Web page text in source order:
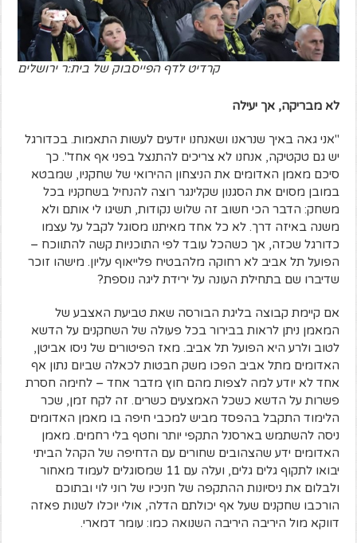
קרדיט לדף הפייסבוק של בית:ר ירושלים
לא מבריקה, אך יעילה
"אני גאה באיך שנראנו ושאנחנו יודעים לעשות התאמות. בכדורגל
יש גם טקטיקה, אנחנו לא צריכים להתנצל בפני אף אחד". כך
סיכם מאמן האדומים את הניצחון ההירואי של שחקניו, שמבטא
במובן מסוים את הסגנון שקלינגר רוצה להנחיל בשחקניו בכל
משחק: הדבר הכי חשוב זה שלוש נקודות, תשיגו לי אותם ולא
משנה באיזה דרך. לא כל אחד מאיתנו מסוגל לקבל על עצמו
כדורגל שכזה, אך כשהכל עובד לפי התוכניות קשה להתווכח –
הפועל תל אביב לא רחוקה מלהבטיח פלייאוף עליון. מישהו זוכר
שדיברו שם בתחילת העונה על ירידת ליגה נוספת?
אם קיימת קבוצה בליגת הבורסה שאת טביעת האצבע של
המאמן ניתן לראות בבירור בכל פעולה של השחקנים על הדשא
לטוב ולרע היא הפועל תל אביב. מאז הפיטורים של ניסו אביטן,
האדומים מתל אביב הפכו משק חבטות לכאלה שביום נתון אף
אחד לא יודע למה לצפות מהם חוץ מדבר אחד – לחימה חסרת
פשרות על הדשא כשכל האמצעים כשרים. זה לקח זמן, שכר
הלימוד התקבל בהפסד מביש למכבי חיפה בו מאמן האדומים
ניסה להשתמש בארסנל התקפי יותר וחטף בלי רחמים. מאמן
האדומים ידע שהצהובים שחורים עם הדחיפה של הקהל הביתי
יבואו לתקוף גלים גלים, ועלה עם 11 שמסוגלים לעמוד מאחור
ולבלום את ניסיונות ההתקפה של חניכיו של רוני לוי ובתוכם
הורכבו שחקנים שעל אף יכולתם הדלה, אולי יוכלו לשנות פאזה
דווקא מול היריבה היריבה השנואה כמו: עומר דמארי.